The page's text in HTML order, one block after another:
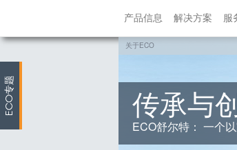
ECO
专题
产品信息 解决方案 服
关于ECO
传承与
ECO舒尔特： 一个